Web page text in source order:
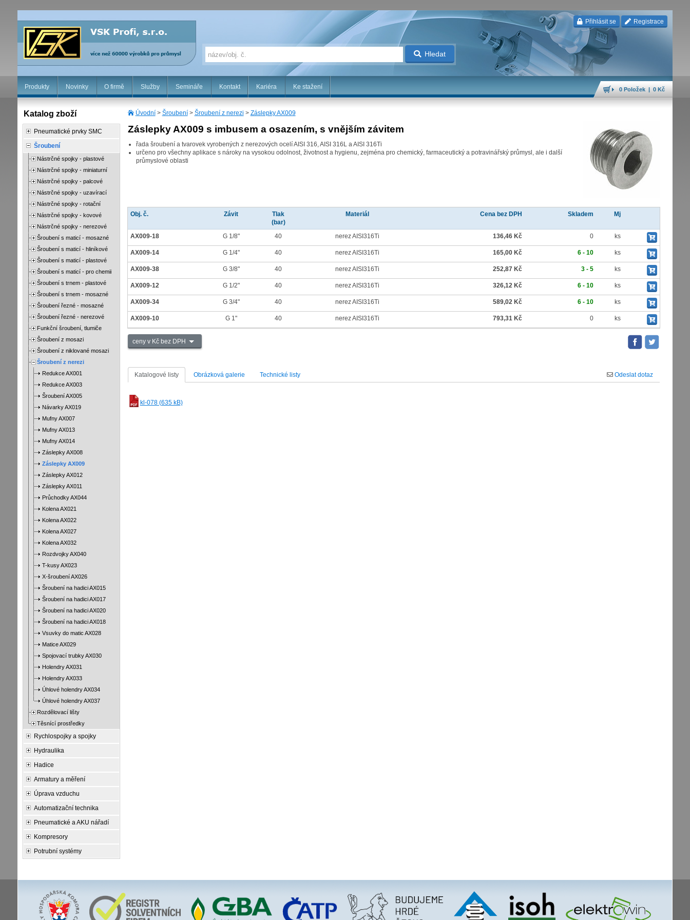
Přihlásit se Registrace
Hledat
Produkty Novinky O firmě Služby Semináře Kontakt Kariéra Ke stažení 0 Položek | 0 Kč
Úvodní> Šroubení> Šroubení z nerezi > Záslepky AX009
Záslepky AX009 s imbusem a osazením, s vnějším závitem
řada šroubení a tvarovek vyrobených z nerezových ocelí AISI 316, AISI 316L a AISI 316Ti
určeno pro všechny aplikace s nároky na vysokou odolnost, životnost a hygienu, zejména pro chemický, farmaceutický a potravinářský průmysl, ale i další
průmyslové oblasti
Obj. č. Závit
Tlak
(bar)
Materiál Cena bez DPH Skladem Mj
AX009-18 G 1/8" 40 nerez AISI316Ti 136,46 Kč 0 ks
AX009-14 G 1/4" 40 nerez AISI316Ti 165,00 Kč 6 - 10 ks
AX009-38 G 3/8" 40 nerez AISI316Ti 252,87 Kč 3 - 5 ks
AX009-12 G 1/2" 40 nerez AISI316Ti 326,12 Kč 6 - 10 ks
AX009-34 G 3/4" 40 nerez AISI316Ti 589,02 Kč 6 - 10 ks
AX009-10 G 1" 40 nerez AISI316Ti 793,31 Kč 0 ks
ceny v Kč bez DPH
Katalogové listy Obrázková galerie Technické listy Odeslat dotaz
kl-078 (635 kB)
Katalog zboží
Pneumatické prvky SMC
Šroubení
Nástrčné spojky - plastové
Nástrčné spojky - miniaturní
Nástrčné spojky - palcové
Nástrčné spojky - uzavírací
Nástrčné spojky - rotační
Nástrčné spojky - kovové
Nástrčné spojky - nerezové
Šroubení s maticí - mosazné
Šroubení s maticí - hliníkové
Šroubení s maticí - plastové
Šroubení s maticí - pro chemii
Šroubení s trnem - plastové
Šroubení s trnem - mosazné
Šroubení řezné - mosazné
Šroubení řezné - nerezové
Funkční šroubení, tlumiče
Šroubení z mosazi
Šroubení z niklované mosazi
Šroubení z nerezi
Redukce AX001
Redukce AX003
Šroubení AX005
Návarky AX019
Mufny AX007
Mufny AX013
Mufny AX014
Záslepky AX008
Záslepky AX009
Záslepky AX012
Záslepky AX011
Průchodky AX044
Kolena AX021
Kolena AX022
Kolena AX027
Kolena AX032
Rozdvojky AX040
T-kusy AX023
X-šroubení AX026
Šroubení na hadici AX015
Šroubení na hadici AX017
Šroubení na hadici AX020
Šroubení na hadici AX018
Vsuvky do matic AX028
Matice AX029
Spojovací trubky AX030
Holendry AX031
Holendry AX033
Úhlové holendry AX034
Úhlové holendry AX037
Rozdělovací lišty
Těsnící prostředky
Rychlospojky a spojky
Hydraulika
Hadice
Armatury a měření
Úprava vzduchu
Automatizační technika
Pneumatické a AKU nářadí
Kompresory
Potrubní systémy